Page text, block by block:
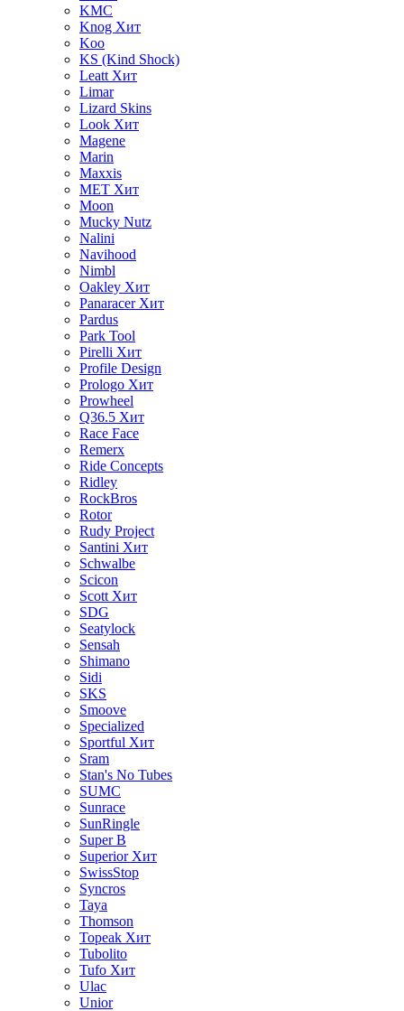
KMC
Knog Хит
Koo
KS (Kind Shock)
Leatt Хит
Limar
Lizard Skins
Look Хит
Magene
Marin
Maxxis
MET Хит
Moon
Mucky Nutz
Nalini
Navihood
Nimbl
Oakley Хит
Panaracer Хит
Pardus
Park Tool
Pirelli Хит
Profile Design
Prologo Хит
Prowheel
Q36.5 Хит
Race Face
Remerx
Ride Concepts
Ridley
RockBros
Rotor
Rudy Project
Santini Хит
Schwalbe
Scicon
Scott Хит
SDG
Seatylock
Sensah
Shimano
Sidi
SKS
Smoove
Specialized
Sportful Хит
Sram
Stan's No Tubes
SUMC
Sunrace
SunRingle
Super B
Superior Хит
SwissStop
Syncros
Taya
Thomson
Topeak Хит
Tubolito
Tufo Хит
Ulac
Unior